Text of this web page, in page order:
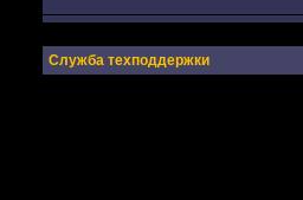
Служба техподдержки